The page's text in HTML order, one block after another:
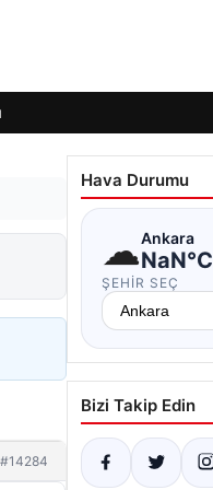
#14284
Hava Durumu
☁Ankara
NaN°C
ŞEHIR SEÇ
Bizi Takip Edin